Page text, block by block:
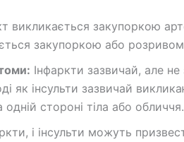
викликається закупоркою
закупоркою або
Інфаркти зазвичай, але
як інсульти зазвичай
одній стороні тіла або обличчя.
і інсульти можуть